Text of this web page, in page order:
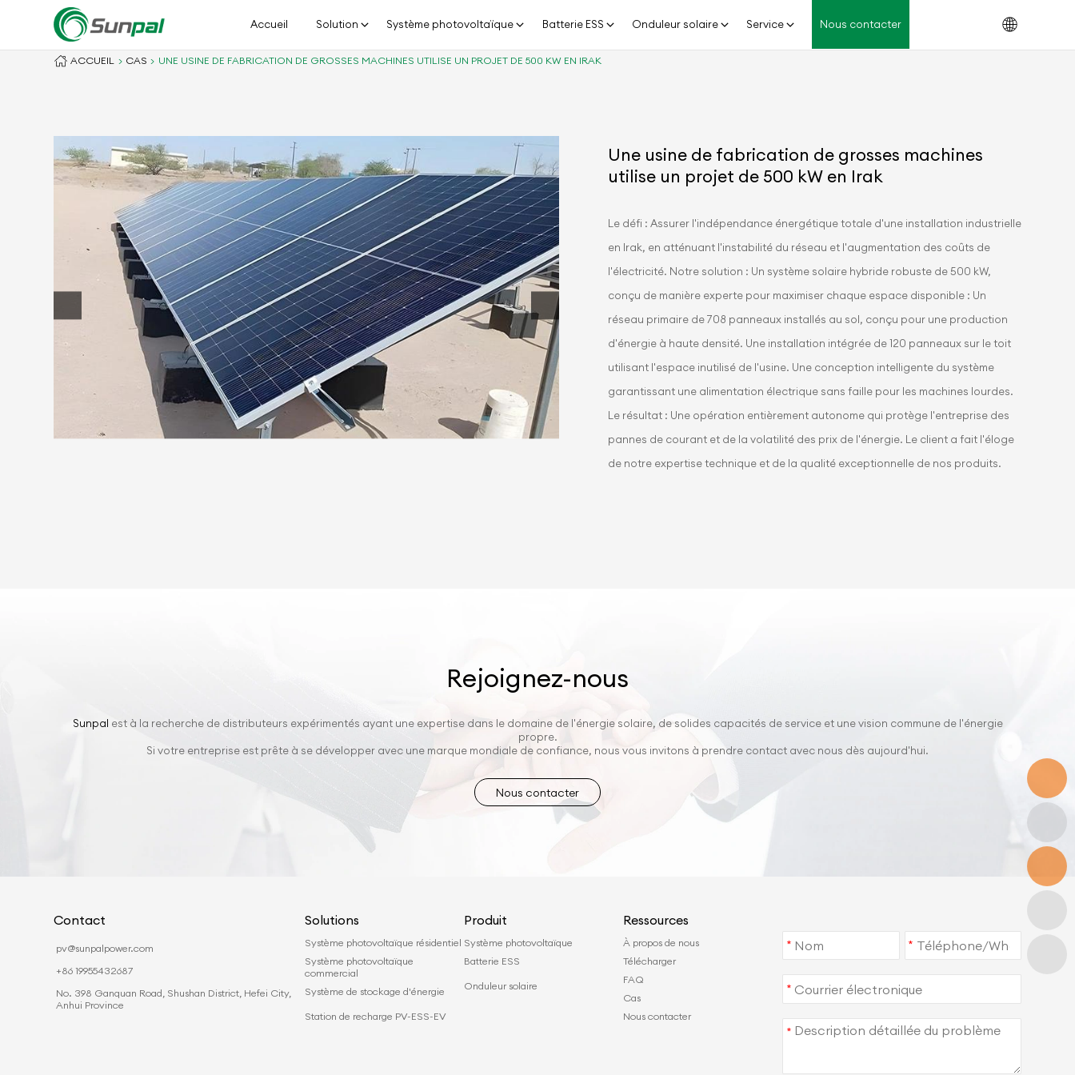
Accueil Solution Système photovoltaïque Batterie ESS Onduleur solaire Service Nous contacter
ACCUEIL CAS UNE USINE DE FABRICATION DE GROSSES MACHINES UTILISE UN PROJET DE 500 KW EN IRAK
Une usine de fabrication de grosses machines
utilise un projet de 500 kW en Irak
Le défi : Assurer l'indépendance énergétique totale d'une installation industrielle
en Irak, en atténuant l'instabilité du réseau et l'augmentation des coûts de
l'électricité. Notre solution : Un système solaire hybride robuste de 500 kW,
conçu de manière experte pour maximiser chaque espace disponible : Un
réseau primaire de 708 panneaux installés au sol, conçu pour une production
d'énergie à haute densité. Une installation intégrée de 120 panneaux sur le toit
utilisant l'espace inutilisé de l'usine. Une conception intelligente du système
garantissant une alimentation électrique sans faille pour les machines lourdes.
Le résultat : Une opération entièrement autonome qui protège l'entreprise des
pannes de courant et de la volatilité des prix de l'énergie. Le client a fait l'éloge
de notre expertise technique et de la qualité exceptionnelle de nos produits.
Rejoignez-nous
Sunpal est à la recherche de distributeurs expérimentés ayant une expertise dans le domaine de l'énergie solaire, de solides capacités de service et une vision commune de l'énergie
propre.
Si votre entreprise est prête à se développer avec une marque mondiale de confiance, nous vous invitons à prendre contact avec nous dès aujourd'hui.
Nous contacter
Contact
pv@sunpalpower.com
+86 19955432687
No. 398 Ganquan Road, Shushan District, Hefei City,
Anhui Province
Solutions
Système photovoltaïque résidentiel
Système photovoltaïque
commercial
Système de stockage d'énergie
Station de recharge PV-ESS-EV
Produit
Système photovoltaïque
Batterie ESS
Onduleur solaire
Ressources
À propos de nous
Télécharger
FAQ
Cas
Nous contacter
* *
*
*